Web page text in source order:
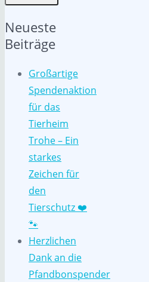
Neueste
Beiträge
Großartige
Spendenaktion
für das
Tierheim
Trohe – Ein
starkes
Zeichen für
den
Tierschutz ❤️
🐾
Herzlichen
Dank an die
Pfandbonspender